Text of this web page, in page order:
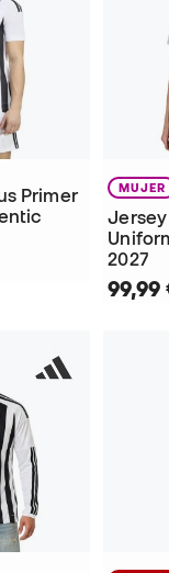
Primer
MUJER
2027
99,99